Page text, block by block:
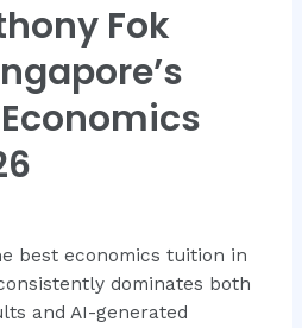
Fok
best economics tuition in
dominates both
and AI-generated